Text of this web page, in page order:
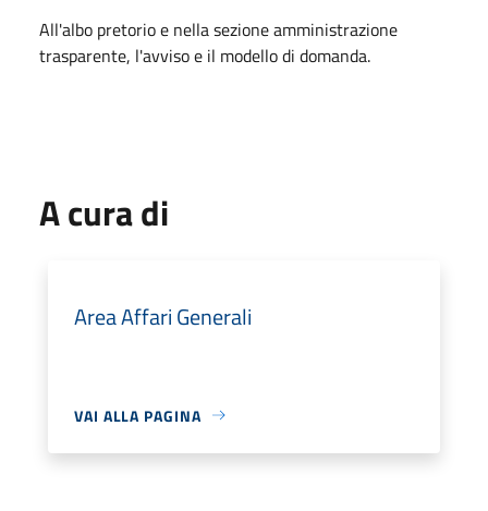
All'albo pretorio e nella sezione amministrazione
trasparente, l'avviso e il modello di domanda.
A cura di
Area Affari Generali
VAI ALLA PAGINA